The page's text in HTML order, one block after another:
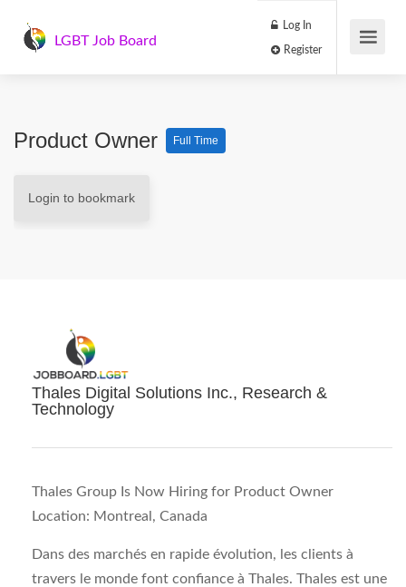
LGBT Job Board
Log In
Product Owner Full Time
Login to bookmark
Thales Digital Solutions Inc., Research &
Technology
Thales Group Is Now Hiring for Product Owner
Location: Montreal, Canada
Dans des marchés en rapide évolution, les clients à
travers le monde font confiance à Thales. Thales est une